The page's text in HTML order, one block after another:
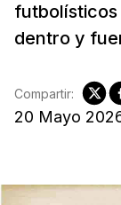
dentro y
20 Mayo
Compartir: